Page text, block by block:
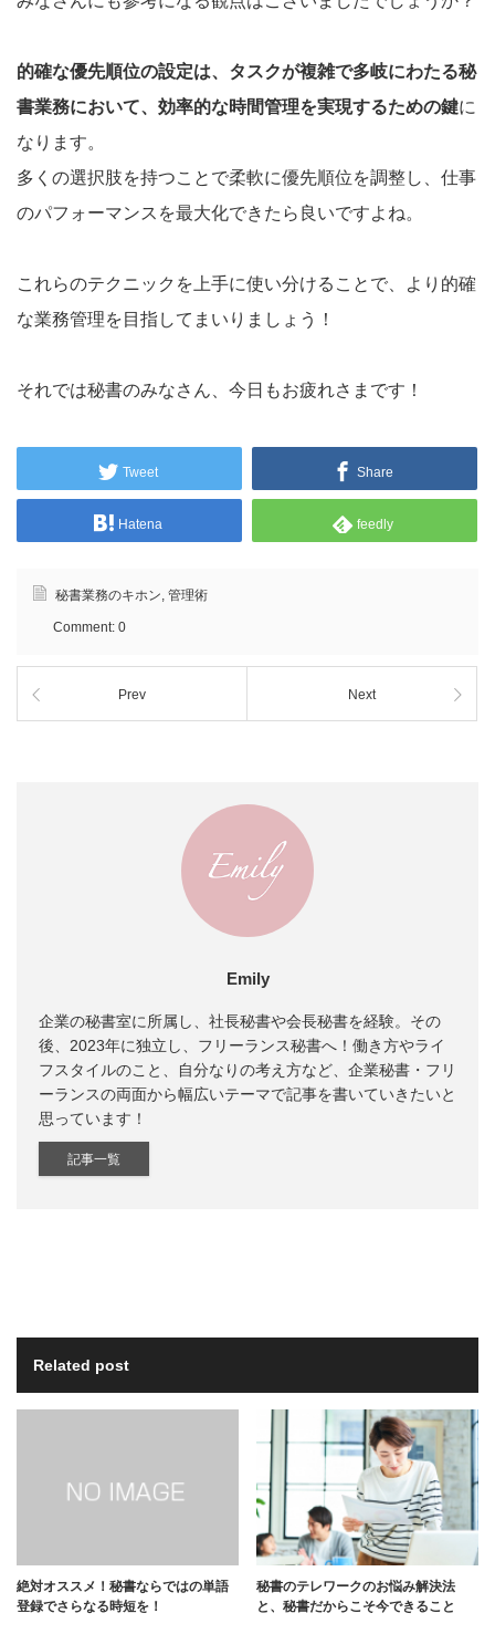
的確な優先順位の設定は、タスクが複雑で多岐にわたる秘
書業務において、効率的な時間管理を実現するための鍵に
なります。
多くの選択肢を持つことで柔軟に優先順位を調整し、仕事
のパフォーマンスを最大化できたら良いですよね。
これらのテクニックを上手に使い分けることで、より的確
な業務管理を目指してまいりましょう！
それでは秘書のみなさん、今日もお疲れさまです！
Tweet Share
Hatena feedly
秘書業務のキホン, 管理術
Comment: 0
Prev Next
Emily
企業の秘書室に所属し、社長秘書や会長秘書を経験。その
後、2023年に独立し、フリーランス秘書へ！働き方やライ
フスタイルのこと、自分なりの考え方など、企業秘書・フリ
ーランスの両面から幅広いテーマで記事を書いていきたいと
思っています！
記事一覧
Related post
絶対オススメ！秘書ならではの単語
登録でさらなる時短を！
秘書のテレワークのお悩み解決法
と、秘書だからこそ今できること